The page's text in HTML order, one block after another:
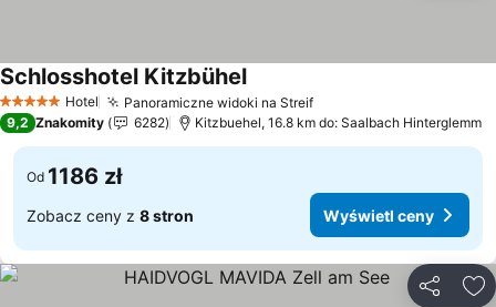
5 KategoriaHotel Panoramiczne widoki na StreifWyświetl ceny
Schlosshotel KitzbühelWyświetl ceny
9,2 Znakomity 6282 Kitzbuehel, 16.8 km do: Saalbach Hinterglemm
Od 1186 zł
Zobacz ceny z 8 stron Wyświetl ceny